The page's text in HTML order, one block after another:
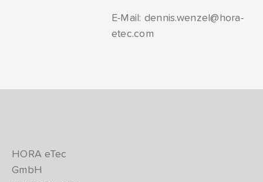
E-Mail: dennis.wenzel@hora-
etec.com
HORA eTec
GmbH